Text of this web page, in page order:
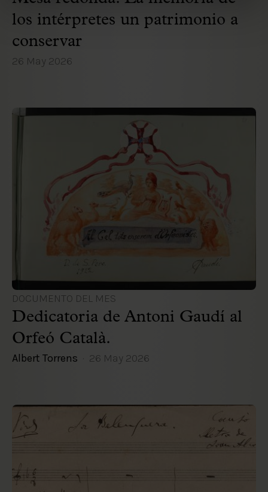
los intérpretes un patrimonio a
conservar
26 May 2026
DOCUMENTO DEL MES
Dedicatoria de Antoni Gaudí al
Orfeó Català.
Albert Torrens 26 May 2026